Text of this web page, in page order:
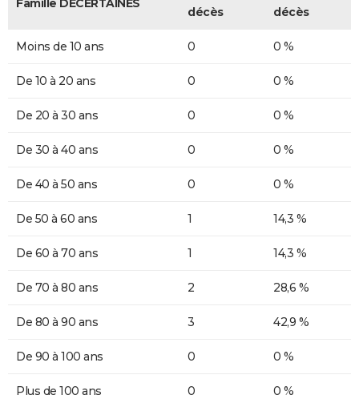
Famille DECERTAINES
décès
décès
Moins de 10 ans 0 0 %
De 10 à 20 ans 0 0 %
De 20 à 30 ans 0 0 %
De 30 à 40 ans 0 0 %
De 40 à 50 ans 0 0 %
De 50 à 60 ans 1 14,3 %
De 60 à 70 ans 1 14,3 %
De 70 à 80 ans 2 28,6 %
De 80 à 90 ans 3 42,9 %
De 90 à 100 ans 0 0 %
Plus de 100 ans 0 0 %